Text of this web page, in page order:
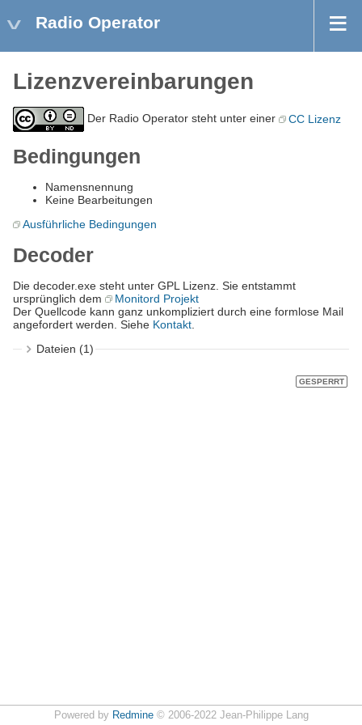
Radio Operator
Lizenzvereinbarungen
Der Radio Operator steht unter einer CC Lizenz
Bedingungen
Namensnennung
Keine Bearbeitungen
Ausführliche Bedingungen
Decoder
Die decoder.exe steht unter GPL Lizenz. Sie entstammt
ursprünglich dem
Monitord Projekt
Der Quellcode kann ganz unkompliziert durch eine formlose Mail
angefordert werden. Siehe Kontakt.
Dateien (1)
GESPERRT
Powered by Redmine© 2006-2022 Jean-Philippe Lang